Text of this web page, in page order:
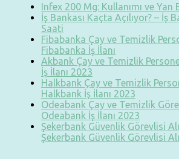
Infex 200 Mg: Kullanımı ve Yan
İş Bankası Kaçta Açılıyor? – İş
Saati
Fibabanka Çay ve Temizlik
Fibabanka İş İlanı
Akbank Çay ve Temizlik
İş İlanı 2023
Halkbank Çay ve Temizlik
Halkbank İş İlanı 2023
Odeabank Çay ve Temizlik
Odeabank İş İlanı 2023
Şekerbank Güvenlik Görevlisi
Şekerbank Güvenlik Görevlisi